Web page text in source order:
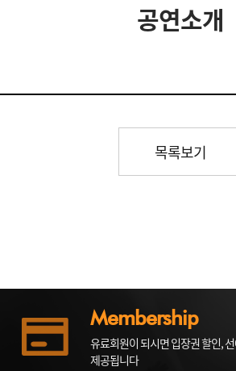
공연소개
목록보기
Membership
유료회원이 되시면 입장권 할인,
제공됩니다